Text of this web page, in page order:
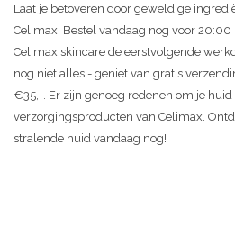
Laat je betoveren door geweldige
Celimax. Bestel vandaag nog voor
Celimax skincare de eerstvolgende
nog niet alles - geniet van gratis
€35,-. Er zijn genoeg redenen om je
verzorgingsproducten van Celimax.
stralende huid vandaag nog!